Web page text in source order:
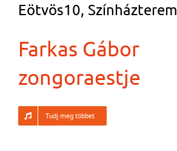
Eötvös10, Színházterem
Farkas Gábor
zongoraestje
Tudj meg többet